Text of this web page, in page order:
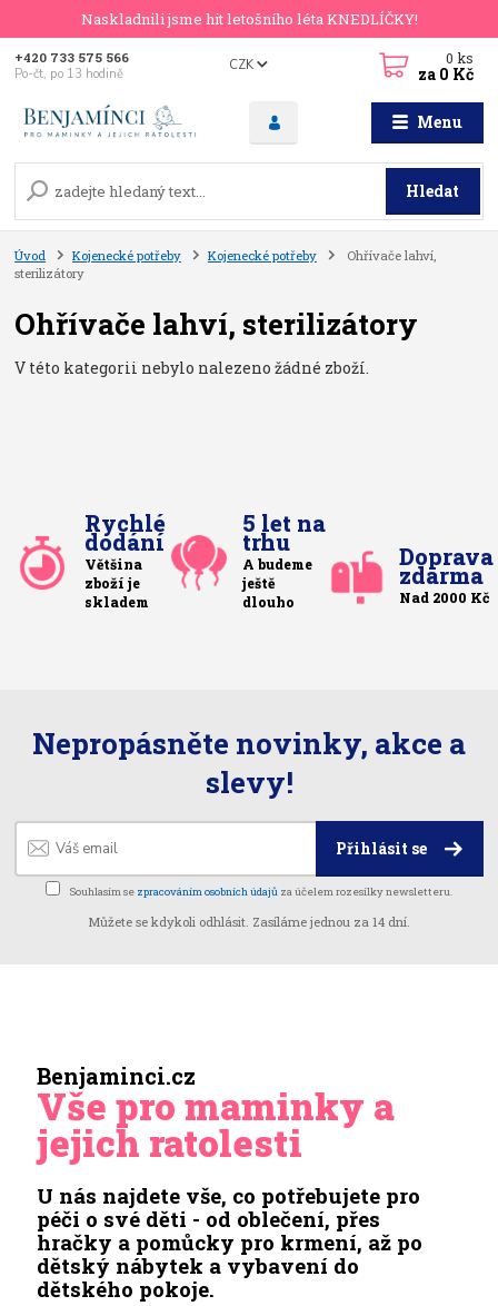
Naskladnili jsme hit letošního léta KNEDLÍČKY!
Menu
CZK
Hledat
+420 733 575 566
Po-čt, po 13 hodině
0ks
za 0 Kč
Úvod Kojenecké potřeby Kojenecké potřeby
Ohřívače lahví,
sterilizátory
Ohřívače lahví, sterilizátory
V této kategorii nebylo nalezeno žádné zboží.
Rychlé
dodání
Většina
zboží je
skladem
5 let na
trhu
A budeme
ještě
dlouho
Doprava
zdarma
Nad 2000 Kč
Nepropásněte novinky, akce a
slevy!
Přihlásit se
Souhlasím se zpracováním osobních údajů za účelem rozesílky newsletteru.
Můžete se kdykoli odhlásit. Zasíláme jednou za 14 dní.
Benjaminci.cz
Vše pro maminky a
jejich ratolesti
U nás najdete vše, co potřebujete pro
péči o své děti - od oblečení, přes
hračky a pomůcky pro krmení, až po
dětský nábytek a vybavení do
dětského pokoje.